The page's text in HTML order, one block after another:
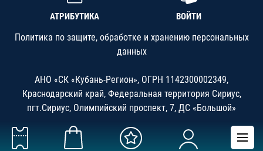
АТРИБУТИКА ВОЙТИ
Политика по защите, обработке и хранению персональных
данных
АНО «СК «Кубань-Регион», ОГРН 1142300002349,
Краснодарский край, Федеральная территория Сириус,
пгт.Сириус, Олимпийский проспект, 7, ДС «Большой»